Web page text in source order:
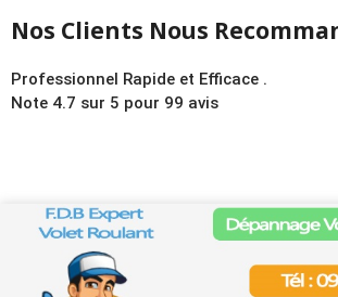
Nos Clients Nous
Professionnel Rapide et Efficace .
Note 4.7 sur 5 pour 99 avis